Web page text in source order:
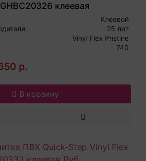
клеевая
Клеевой
25 лет
Vinyl Flex Pristine
740
р.
В корзину